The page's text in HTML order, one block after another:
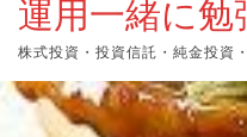
運用一緒に
株式投資・投資信託・純金投資